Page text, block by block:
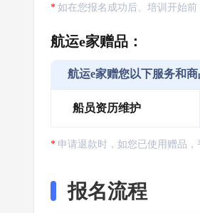
如在您报名成功后、培训开始
航运e家赠品：
航运e家赠您以下服务和
船员资历维护
申请退款时，如您已使用赠品，
报名流程